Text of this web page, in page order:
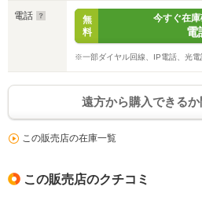
電話
無
料
今すぐ在
電
※一部ダイヤル回線、IP電話、光電
遠方から購入できる
この販売店の在庫一覧
この販売店のクチコミ